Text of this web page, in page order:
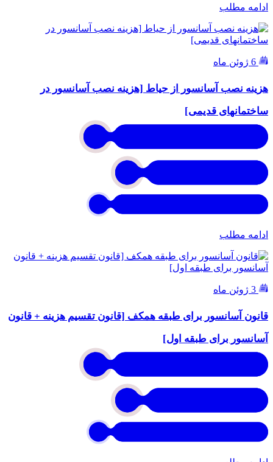
ادامه مطلب
هزینه نصب آسانسور از حیاط [هزینه نصب آسانسور در
ساختمانهای قدیمی]
ادامه مطلب
قانون آسانسور برای طبقه همکف [قانون تقسیم هزینه + قانون
آسانسور برای طبقه اول]